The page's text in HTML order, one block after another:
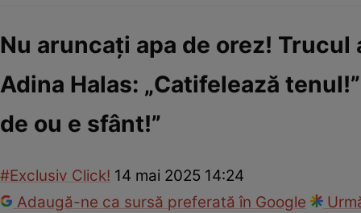
Nu aruncați apa de orez!
Adina Halas: „Catifelează
de ou e sfânt!”
#Exclusiv Click! 14 mai 2025 14:24
Adaugă-ne ca sursă preferată în Google